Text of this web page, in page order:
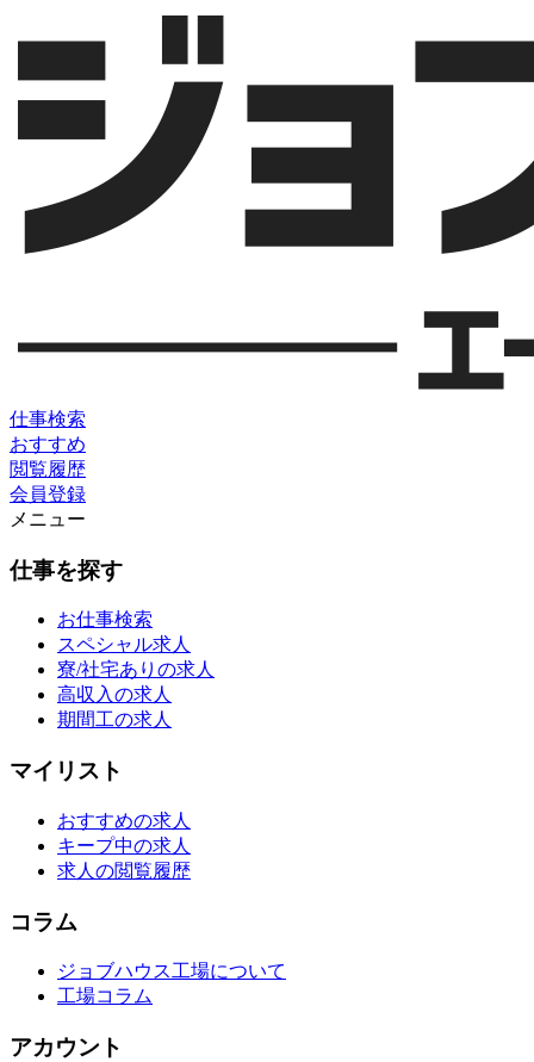
仕事検索
おすすめ
閲覧履歴
会員登録
メニュー
仕事を探す
お仕事検索
スペシャル求人
寮/社宅ありの求人
高収入の求人
期間工の求人
マイリスト
おすすめの求人
キープ中の求人
求人の閲覧履歴
コラム
ジョブハウス工場について
工場コラム
アカウント